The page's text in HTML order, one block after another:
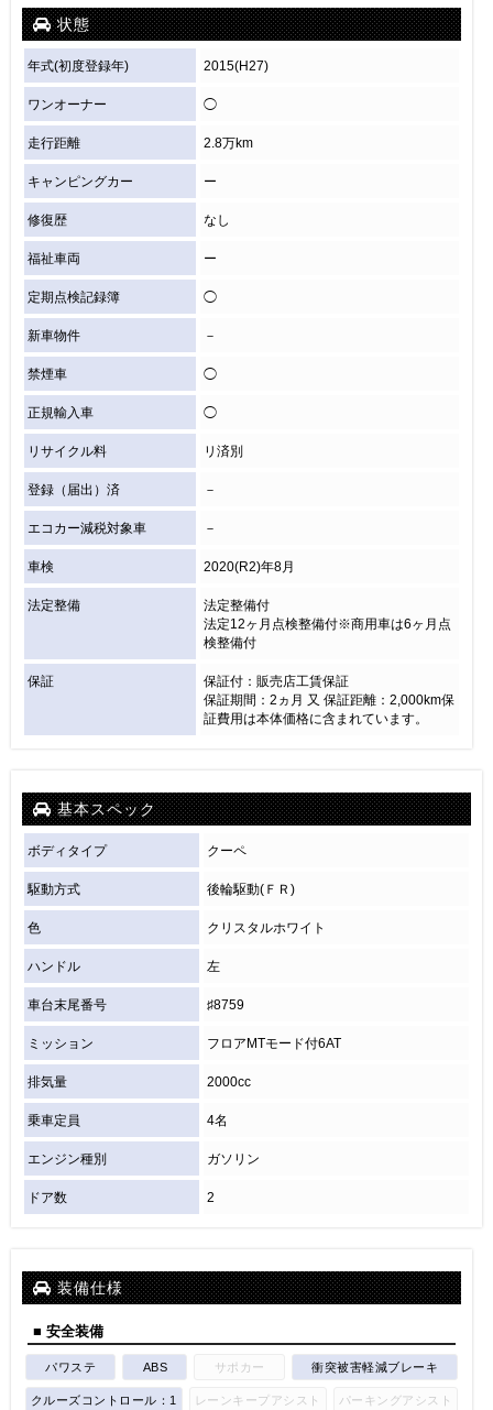
状態
年式(初度登録年) 2015(H27)
ワンオーナー ◯
走行距離 2.8万km
キャンピングカー ー
修復歴 なし
福祉車両 ー
定期点検記録簿 ◯
新車物件 －
禁煙車 ◯
正規輸入車 ◯
リサイクル料 リ済別
登録（届出）済 －
エコカー減税対象車 －
車検 2020(R2)年8月
法定整備
法定整備付
法定12ヶ月点検整備付※商用車は6ヶ月点
検整備付
保証
保証付：販売店工賃保証
保証期間：2ヵ月 又 保証距離：2,000km保
証費用は本体価格に含まれています。
基本スペック
ボディタイプ クーペ
駆動方式 後輪駆動(ＦＲ)
色 クリスタルホワイト
ハンドル 左
車台末尾番号 ♯8759
ミッション フロアMTモード付6AT
排気量 2000cc
乗車定員 4名
エンジン種別 ガソリン
ドア数 2
装備仕様
■ 安全装備
パワステ ABS サポカー 衝突被害軽減ブレーキ
クルーズコントロール：1 レーンキープアシスト パーキングアシスト